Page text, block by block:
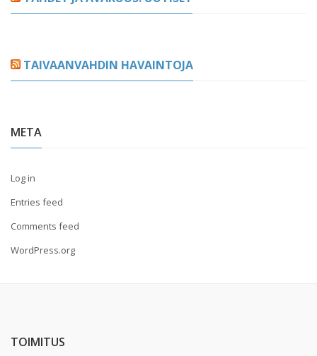
TAIVAANVAHDIN HAVAINTOJA
META
Log in
Entries feed
Comments feed
WordPress.org
TOIMITUS